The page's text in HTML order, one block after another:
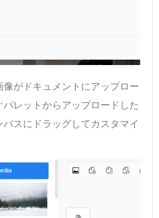
がドキュメントにアップロー
パレットからアップロードした
スにドラッグしてカスタマイ